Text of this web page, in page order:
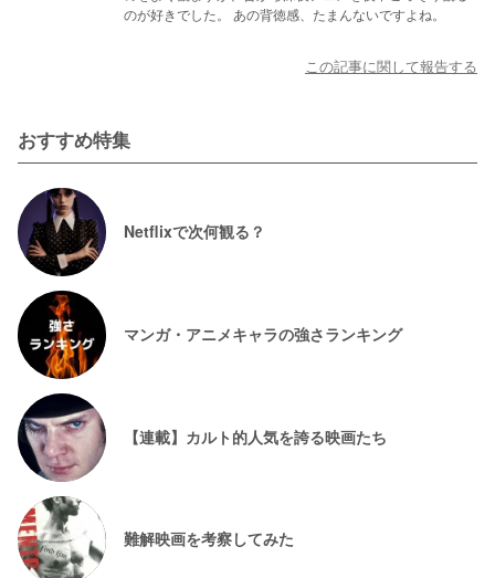
のが好きでした。 あの背徳感、たまんないですよね。
この記事に関して報告する
おすすめ特集
Netflixで次何観る？
マンガ・アニメキャラの強さランキング
【連載】カルト的人気を誇る映画たち
難解映画を考察してみた